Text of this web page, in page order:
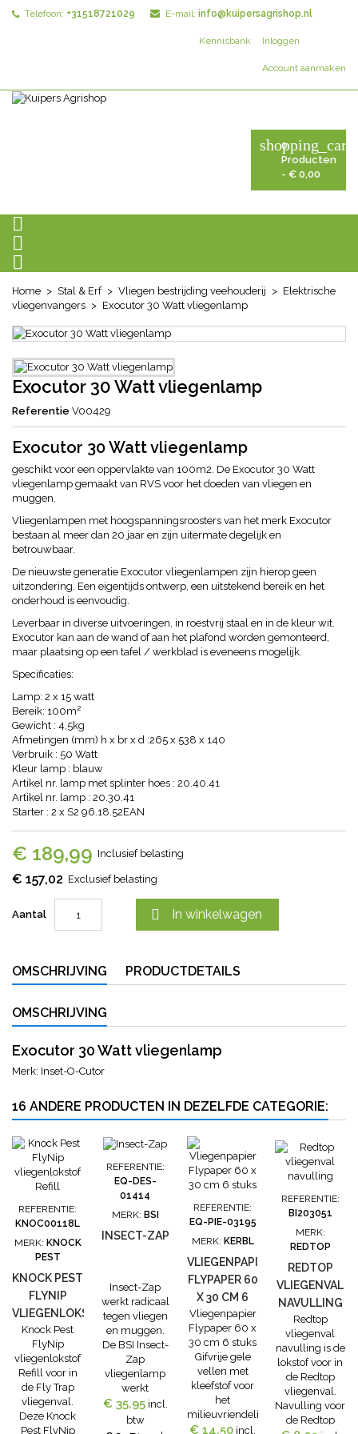
Telefoon: +31518721029 E-mail: info@kuipersagrishop.nl
Inloggen
Account aanmaken
Kennisbank
shopping_cart
0
Producten
- € 0,00



Home Stal & Erf Vliegen bestrijding veehouderij
Elektrische
vliegenvangers
Exocutor 30 Watt vliegenlamp
Exocutor 30 Watt vliegenlamp
Referentie V00429
Exocutor 30 Watt vliegenlamp
geschikt voor een oppervlakte van 100m2. De Exocutor 30 Watt
vliegenlamp gemaakt van RVS voor het doeden van vliegen en
muggen.
Vliegenlampen met hoogspanningsroosters van het merk Exocutor
bestaan al meer dan 20 jaar en zijn uitermate degelijk en
betrouwbaar.
De nieuwste generatie Exocutor vliegenlampen zijn hierop geen
uitzondering. Een eigentijds ontwerp, een uitstekend bereik en het
onderhoud is eenvoudig.
Leverbaar in diverse uitvoeringen, in roestvrij staal en in de kleur wit.
Exocutor kan aan de wand of aan het plafond worden gemonteerd,
maar plaatsing op een tafel / werkblad is eveneens mogelijk.
Specificaties:
Lamp: 2 x 15 watt
Bereik: 100m²
Gewicht : 4,5kg
Afmetingen (mm) h x br x d :265 x 538 x 140
Verbruik : 50 Watt
Kleur lamp : blauw
Artikel nr. lamp met splinter hoes : 20.40.41
Artikel nr. lamp : 20.30.41
Starter : 2 x S2 96.18.52EAN
€ 189,99 Inclusief belasting
€ 157,02 Exclusief belasting
Aantal  In winkelwagen
OMSCHRIJVING PRODUCTDETAILS
OMSCHRIJVING
Exocutor 30 Watt vliegenlamp
Merk: Inset-O-Cutor
16 ANDERE PRODUCTEN IN DEZELFDE CATEGORIE:
REFERENTIE:
KNOC00118L
MERK: KNOCK
PEST
KNOCK PEST
FLYNIP
VLIEGENLOKSTOF
REFILL
Knock Pest
FlyNip
vliegenlokstof
Refill voor in
de Fly Trap
vliegenval.
Deze Knock
Pest FlyNip
REFERENTIE:
EQ-DES-
01414
MERK: BSI
INSECT-ZAP
Insect-Zap
werkt radicaal
tegen vliegen
en muggen.
De BSI Insect-
Zap
vliegenlamp
werkt
luchtzuiverend
en produceert
ook
€ 35,95 incl.
btw
REFERENTIE:
EQ-PIE-03195
MERK: KERBL
VLIEGENPAPIER
FLYPAPER 60
X 30 CM 6
STUKS
Vliegenpapier
Flypaper 60 x
30 cm 6 stuks
Gifvrije gele
vellen met
kleefstof voor
het
milieuvriendelijk
vangen van
€ 14,50 incl.
REFERENTIE:
BI203051
MERK:
REDTOP
REDTOP
VLIEGENVAL
NAVULLING
Redtop
vliegenval
navulling is de
lokstof voor in
de Redtop
vliegenval.
Navulling voor
de Redtop